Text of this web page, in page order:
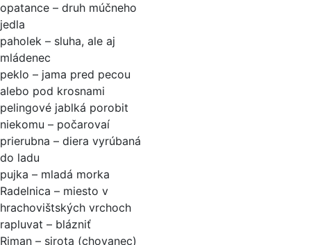
opatance – druh múčneho
jedla
paholek – sluha, ale aj
mládenec
peklo – jama pred pecou
alebo pod krosnami
pelingové jablká porobit
niekomu – počarovaí
prierubna – diera vyrúbaná
do ladu
pujka – mladá morka
Radelnica – miesto v
hrachovištských vrchoch
rapluvat – blázniť
Riman – sirota (chovanec)